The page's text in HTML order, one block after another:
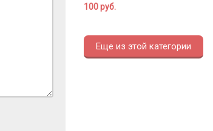
100 руб.
Еще из этой категории